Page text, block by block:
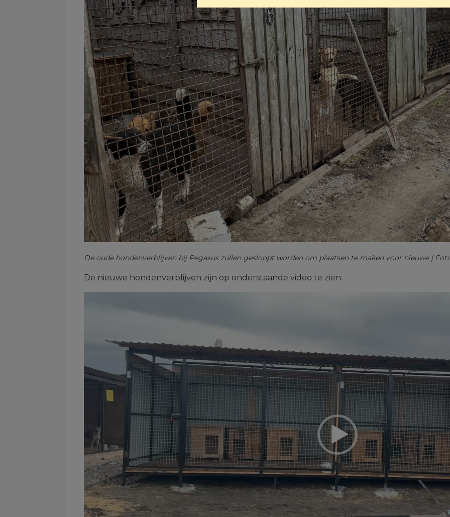
De oude hondenverblijven bij Pegasus zullen gesloopt worden om plaatsen te maken voor nieuwe |
De nieuwe hondenverblijven zijn op onderstaande video te zien: